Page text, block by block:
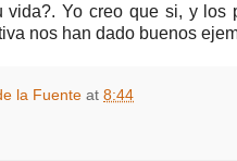
vida?. Yo creo que si, y los
nos han dado buenos
la Fuente at 8:44